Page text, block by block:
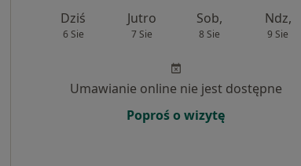
Dziś
6 Sie
Jutro
7 Sie
Sob,
8 Sie
Ndz,
9 Sie
Umawianie online nie jest dostępne
Poproś o wizytę